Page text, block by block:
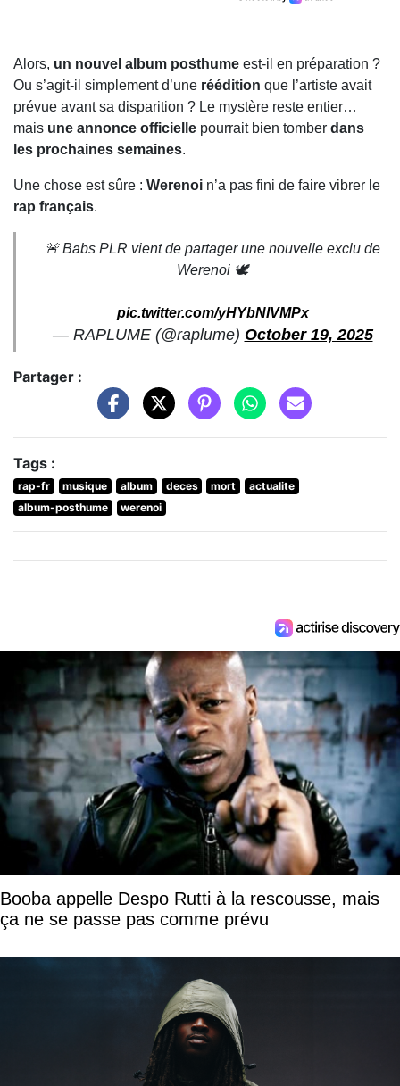
Alors, un nouvel album posthume est-il en préparation ?
Ou s’agit-il simplement d’une réédition que l’artiste avait
prévue avant sa disparition ? Le mystère reste entier…
mais une annonce officielle pourrait bien tomber dans
les prochaines semaines.
Une chose est sûre : Werenoi n’a pas fini de faire vibrer le
rap français.
🚨 Babs PLR vient de partager une nouvelle exclu de
Werenoi 🕊️
pic.twitter.com/yHYbNlVMPx
— RAPLUME (@raplume) October 19, 2025
Partager :
Tags :
rap-fr musique album deces mort
actualite
album-posthume
werenoi
Booba appelle Despo Rutti à la rescousse, mais
ça ne se passe pas comme prévu